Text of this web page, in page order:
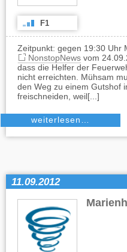
F1
Zeitpunkt: gegen 19:30 Uhr
NonstopNewsvom
dass die Helfer der
nicht erreichten. Mühsam
den Weg zu einem Gutshof
freischneiden, weil[...]
weiterlesen…
11.09.2012